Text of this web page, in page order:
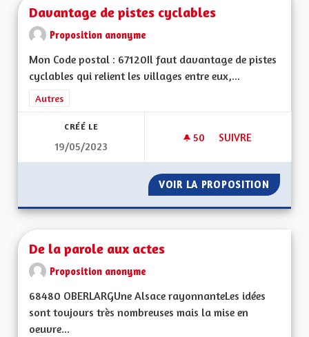
Davantage de pistes cyclables
Proposition anonyme
Mon Code postal : 67120Il faut davantage de pistes
cyclables qui relient les villages entre eux,...
Filtrer les résultats de la catégorie : Autres
Autres
CRÉÉ LE
19/05/2023
50 50 ABONNÉS
SUIVRE
VOIR LA PROPOSITION
De la parole aux actes
Proposition anonyme
68480 OBERLARGUne Alsace rayonnanteLes idées
sont toujours très nombreuses mais la mise en
oeuvre...